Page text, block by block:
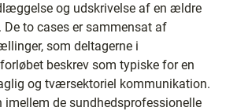
og udskrivelse af en ældre
to cases er sammensat af
som deltagerne i
beskrev som typiske for en
og tværsektoriel kommunikation.
imellem de sundhedsprofessionelle